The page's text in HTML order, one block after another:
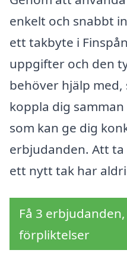
enkelt och snabbt
ett takbyte i
uppgifter och den
behöver hjälp
koppla dig
som kan ge dig
erbjudanden. Att
ett nytt tak har
Få 3
förpliktelser